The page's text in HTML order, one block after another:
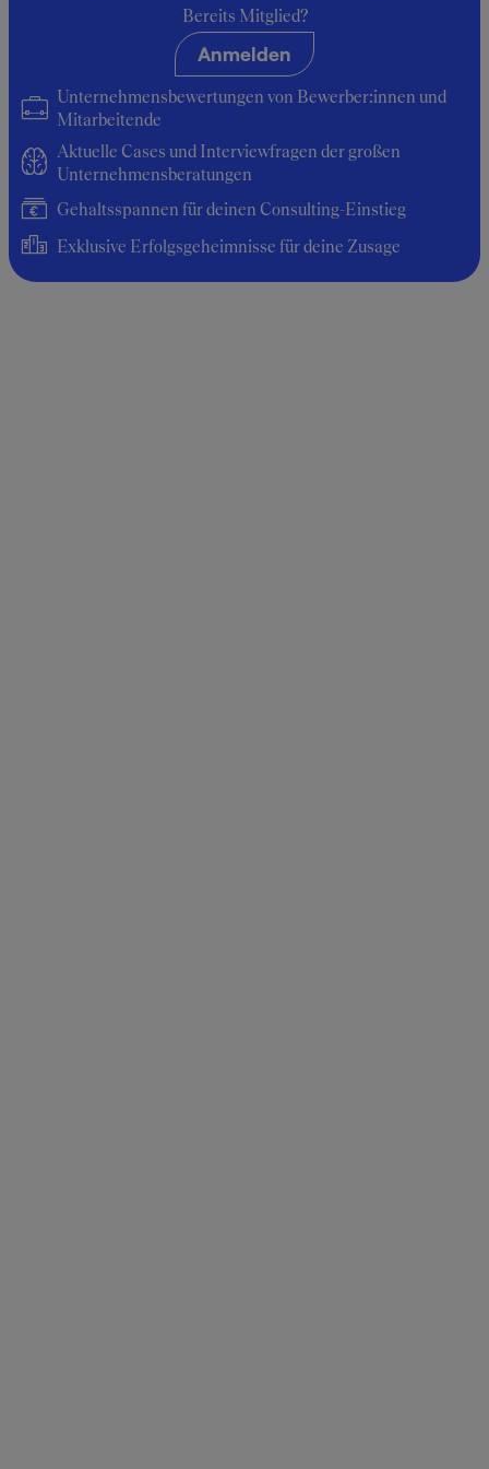
Durchschnittsgehalt: 10.800 €
Bereits Mitglied?
Anmelden
Unternehmensbewertungen von Bewerber:innen und
Mitarbeitende
Aktuelle Cases und Interviewfragen der großen
Unternehmensberatungen
Gehaltsspannen für deinen Consulting-Einstieg
Exklusive Erfolgsgeheimnisse für deine Zusage